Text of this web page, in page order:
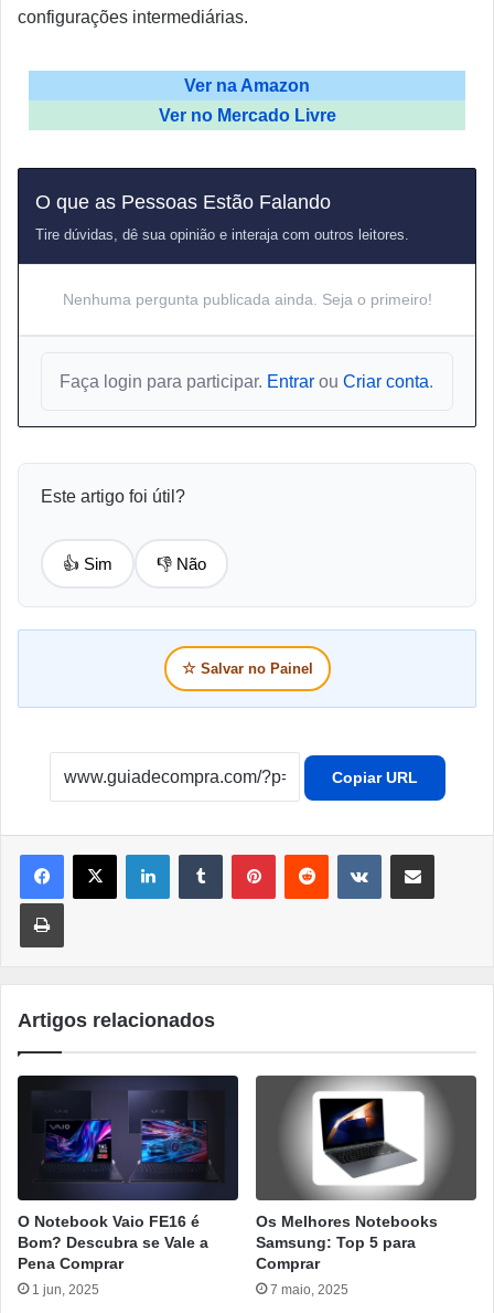
configurações intermediárias.
Ver na Amazon
Ver no Mercado Livre
O que as Pessoas Estão Falando
Tire dúvidas, dê sua opinião e interaja com outros leitores.
Nenhuma pergunta publicada ainda. Seja o primeiro!
Faça login para participar. Entrar ou Criar conta.
Este artigo foi útil?
👍 Sim 👎 Não
☆ Salvar no Painel
Copiar URL
LinkedinTumblr PinterestReddit VK Compartilhar por e-mail
Imprimir
Artigos relacionados
O Notebook Vaio FE16 é
Bom? Descubra se Vale a
Pena Comprar
1 jun, 2025
Os Melhores Notebooks
Samsung: Top 5 para
Comprar
7 maio, 2025